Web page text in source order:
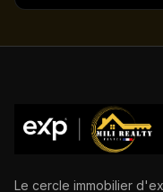
Le cercle immobilier